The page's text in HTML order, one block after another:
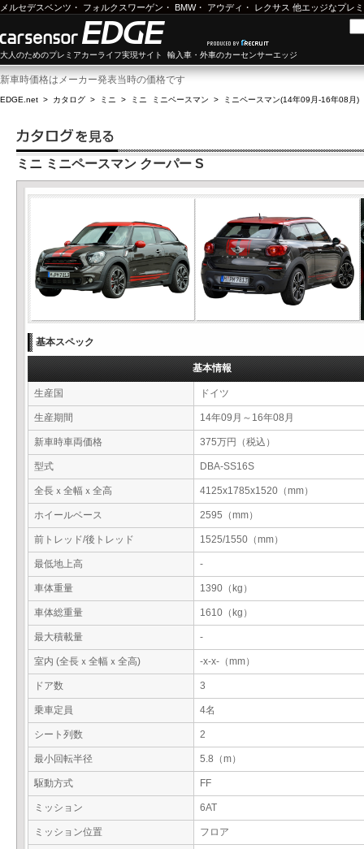
メルセデスベンツ ・ フォルクスワーゲン ・ BMW・ アウディ ・ レクサス 他エッジなプレ
大人のためのプレミアカーライフ実現サイト 輸入車・外車のカーセンサーエッジ
新車時価格はメーカー発表当時の価格です
EDGE.net > カタログ > ミニ > ミニ ミニペースマン > ミニペースマン(14年09月-16年08月)
ミニ ミニペースマン クーパー S
基本スペック
基本情報
生産国 ドイツ
生産期間 14年09月～16年08月
新車時車両価格 375万円（税込）
型式 DBA-SS16S
全長ｘ全幅ｘ全高 4125x1785x1520（mm）
ホイールベース 2595（mm）
前トレッド/後トレッド 1525/1550（mm）
最低地上高 -
車体重量 1390（kg）
車体総重量 1610（kg）
最大積載量 -
室内 (全長ｘ全幅ｘ全高) -x-x-（mm）
ドア数 3
乗車定員 4名
シート列数 2
最小回転半径 5.8（m）
駆動方式 FF
ミッション 6AT
ミッション位置 フロア